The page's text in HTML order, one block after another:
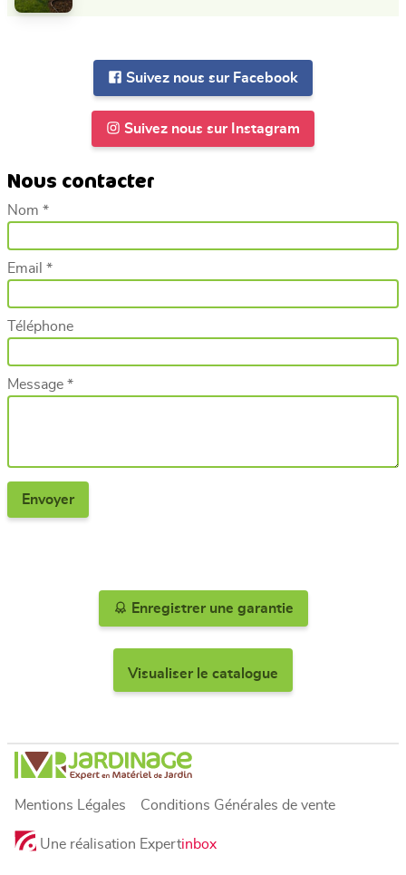
Suivez nous sur Facebook
Suivez nous sur Instagram
Nous contacter
Nom *
Email *
Téléphone
Message *
Enregistrer une garantie
Visualiser le catalogue
Mentions Légales Conditions Générales de vente
Une réalisation Expertinbox